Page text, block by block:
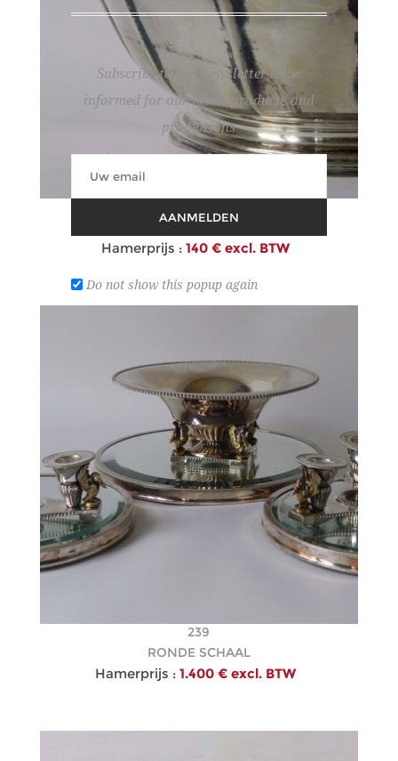
RONDE SCHAAL
Hamerprijs : 140 € excl. BTW
239
RONDE SCHAAL
Hamerprijs : 1.400 € excl. BTW
Subscribe to our newsletter to be
informed for our latest products and
promotions
AANMELDEN
Do not show this popup again